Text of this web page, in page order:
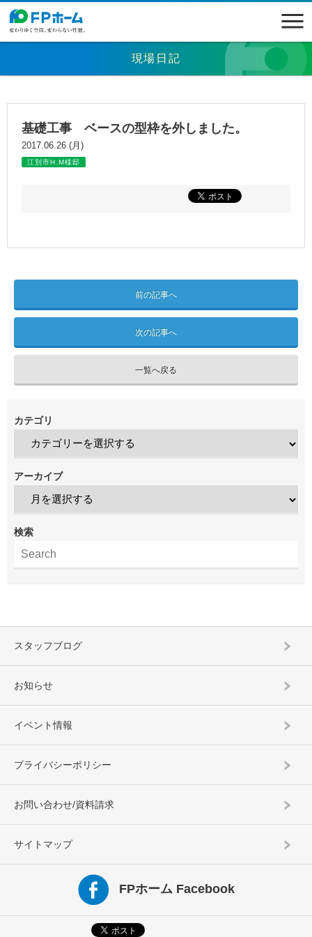
現場日記
基礎工事 ベースの型枠を外しました。
2017.06.26 (月)
江別市H.M様邸
前の記事へ
次の記事へ
一覧へ戻る
カテゴリ
アーカイブ
検索
スタッフブログ
お知らせ
イベント情報
プライバシーポリシー
お問い合わせ/資料請求
サイトマップ
FPホーム Facebook